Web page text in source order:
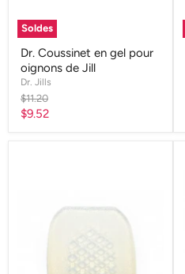
Soldes
Dr. Coussinet en gel pour
oignons de Jill
Dr. Jills
Prix
d'origine
$11.20
Prix
$9.52